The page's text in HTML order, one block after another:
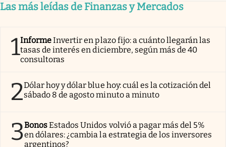
Las más leídas de Finanzas y Mercados
1InformeInvertir en plazo fijo: a cuánto llegarán las
tasas de interés en diciembre, según más de 40
consultoras
2Dólar hoy y dólar blue hoy: cuál es la cotización del
sábado 8 de agosto minuto a minuto
3BonosEstados Unidos volvió a pagar más del 5%
en dólares: ¿cambia la estrategia de los inversores
argentinos?